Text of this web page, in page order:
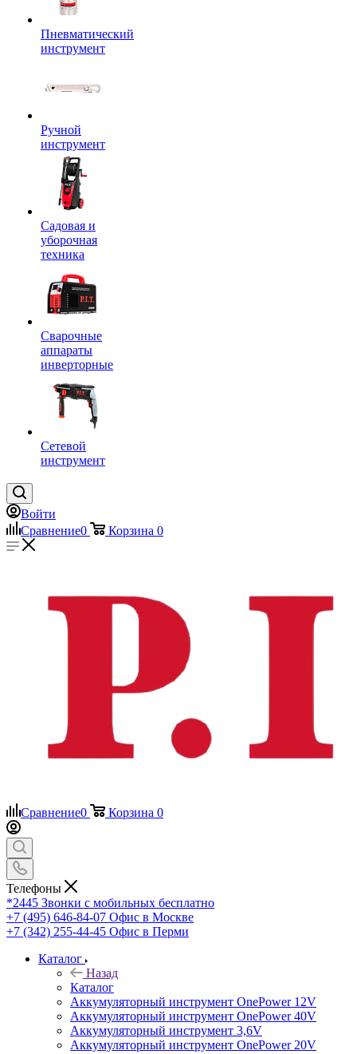
Пневматический
инструмент
Ручной
инструмент
Садовая и
уборочная
техника
Сварочные
аппараты
инверторные
Сетевой
инструмент
Войти
Сравнение0 Корзина 0
Сравнение0 Корзина 0
Телефоны
*2445 Звонки с мобильных бесплатно
+7 (495) 646-84-07 Офис в Москве
+7 (342) 255-44-45 Офис в Перми
Каталог
Назад
Каталог
Аккумуляторный инструмент OnePower 12V
Аккумуляторный инструмент OnePower 40V
Аккумуляторный инструмент 3,6V
Аккумуляторный инструмент OnePower 20V